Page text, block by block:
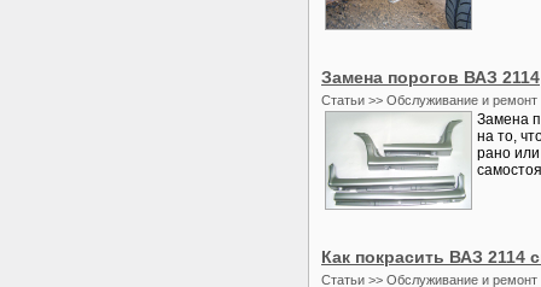
Замена порогов ВАЗ 2114
Статьи >> Обслуживание и ремонт
Замена
на то,
рано
Как покрасить ВАЗ 2114
Статьи >> Обслуживание и ремонт